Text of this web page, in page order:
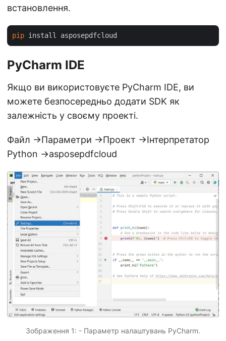
встановлення.
pip
PyCharm IDE
Якщо ви використовуєте PyCharm IDE, ви
можете безпосередньо додати SDK як
залежність у своєму проекті.
Файл ->Параметри ->Проект ->Інтерпретатор
Python ->asposepdfcloud
Зображення 1: - Параметр налаштувань PyCharm.